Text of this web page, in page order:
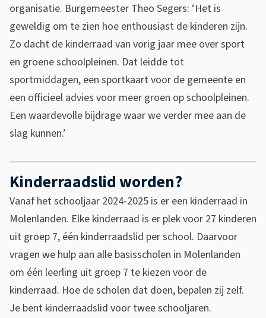
organisatie. Burgemeester Theo Segers: ‘Het is
geweldig om te zien hoe enthousiast de kinderen zijn.
Zo dacht de kinderraad van vorig jaar mee over sport
en groene schoolpleinen. Dat leidde tot
sportmiddagen, een sportkaart voor de gemeente en
een officieel advies voor meer groen op schoolpleinen.
Een waardevolle bijdrage waar we verder mee aan de
slag kunnen.’
Kinderraadslid worden?
Vanaf het schooljaar 2024-2025 is er een kinderraad in
Molenlanden. Elke kinderraad is er plek voor 27 kinderen
uit groep 7, één kinderraadslid per school. Daarvoor
vragen we hulp aan alle basisscholen in Molenlanden
om één leerling uit groep 7 te kiezen voor de
kinderraad. Hoe de scholen dat doen, bepalen zij zelf.
Je bent kinderraadslid voor twee schooljaren.